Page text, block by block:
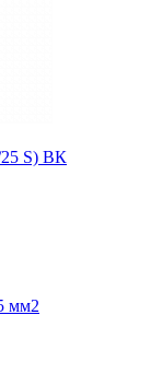
25 S) ВК
мм2